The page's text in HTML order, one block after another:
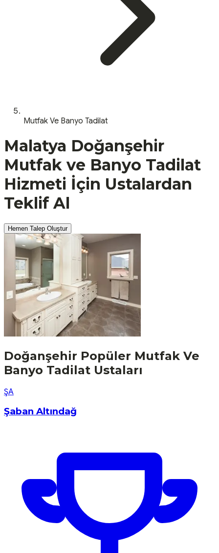
Mutfak Ve Banyo Tadilat
Malatya Doğanşehir
Mutfak ve Banyo Tadilat
Hizmeti İçin Ustalardan
Teklif Al
Hemen Talep Oluştur
Doğanşehir Popüler Mutfak Ve
Banyo Tadilat Ustaları
ŞA
Şaban Altındağ